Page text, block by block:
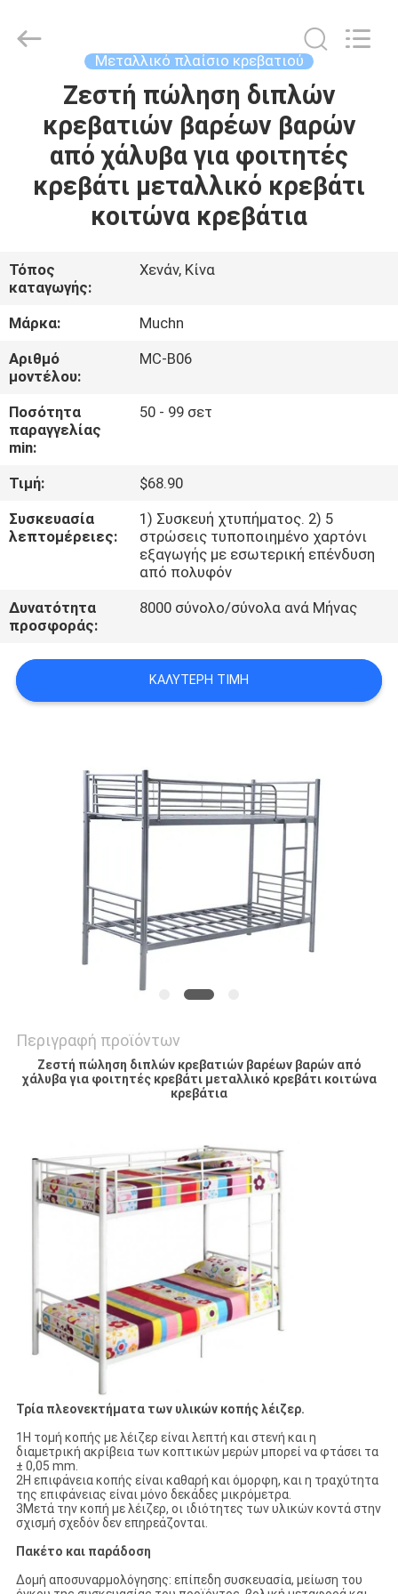
ΠΡΟΪΌΝΤΑ
ΠΕΡΊΠΟΥ
ΓΎΡΟΣ
ΕΡΓΟΣΤΑΣΊΩΝ
ΠΟΙΟΤΙΚΌΣ
ΈΛΕΓΧΟΣ
ΜΑΣ
ΕΛΆΤΕ
ΣΕ
ΖΗΤΉΣΤΕ
ΑΠΌΣΠΑΣΜΑ
SITEMAP
PRIVACY
Rights
Μεταλλικό πλαίσιο κρεβατιού
Ζεστή πώληση διπλών
κρεβατιών βαρέων βαρών
από χάλυβα για φοιτητές
κρεβάτι μεταλλικό κρεβάτι
κοιτώνα κρεβάτια
Τόπος
καταγωγής:
Χενάν, Κίνα
Μάρκα:
Muchn
Αριθμό
μοντέλου:
MC-B06
Ποσότητα
παραγγελίας
min:
50 - 99 σετ
Τιμή:
$68.90
Συσκευασία
λεπτομέρειες:
1) Συσκευή χτυπήματος. 2) 5
στρώσεις τυποποιημένο χαρτόνι
εξαγωγής με εσωτερική επένδυση
από πολυφόν
Δυνατότητα
προσφοράς:
8000 σύνολο/σύνολα ανά Μήνας
ΚΑΛΎΤΕΡΗ ΤΙΜΉ
Περιγραφή προϊόντων
Ζεστή πώληση διπλών κρεβατιών βαρέων βαρών από
χάλυβα για φοιτητές κρεβάτι μεταλλικό κρεβάτι κοιτώνα
κρεβάτια
Τρία πλεονεκτήματα των υλικών κοπής λέιζερ.
1Η τομή κοπής με λέιζερ είναι λεπτή και στενή και η
διαμετρική ακρίβεια των κοπτικών μερών μπορεί να φτάσει τα
± 0,05 mm.
2Η επιφάνεια κοπής είναι καθαρή και όμορφη, και η τραχύτητα
της επιφάνειας είναι μόνο δεκάδες μικρόμετρα.
3Μετά την κοπή με λέιζερ, οι ιδιότητες των υλικών κοντά στην
σχισμή σχεδόν δεν επηρεάζονται.
Πακέτο και παράδοση
Δομή αποσυναρμολόγησης: επίπεδη συσκευασία, μείωση του